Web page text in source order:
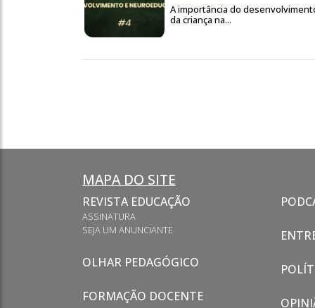
A importância do
da criança na...
MAPA DO SITE
REVISTA EDUCAÇÃO
ASSINATURA
SEJA UM ANUNCIANTE
OLHAR PEDAGÓGICO
FORMAÇÃO DOCENTE